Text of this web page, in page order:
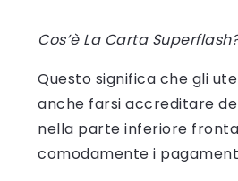
Cos’è La Carta
Questo significa che gli
anche farsi accreditare
nella parte inferiore
comodamente i